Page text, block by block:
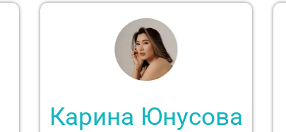
Карина Юнусова